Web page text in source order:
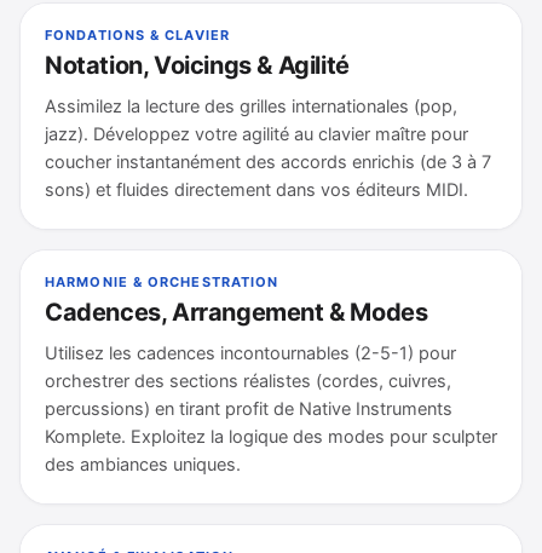
FONDATIONS & CLAVIER
Notation, Voicings & Agilité
Assimilez la lecture des grilles internationales (pop,
jazz). Développez votre agilité au clavier maître pour
coucher instantanément des accords enrichis (de 3 à 7
sons) et fluides directement dans vos éditeurs MIDI.
HARMONIE & ORCHESTRATION
Cadences, Arrangement & Modes
Utilisez les cadences incontournables (2-5-1) pour
orchestrer des sections réalistes (cordes, cuivres,
percussions) en tirant profit de Native Instruments
Komplete. Exploitez la logique des modes pour sculpter
des ambiances uniques.